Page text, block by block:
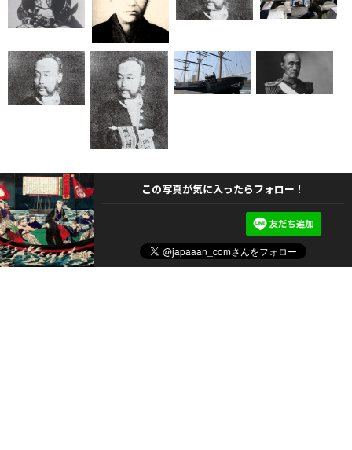
この写真が気に入ったらフォロー！